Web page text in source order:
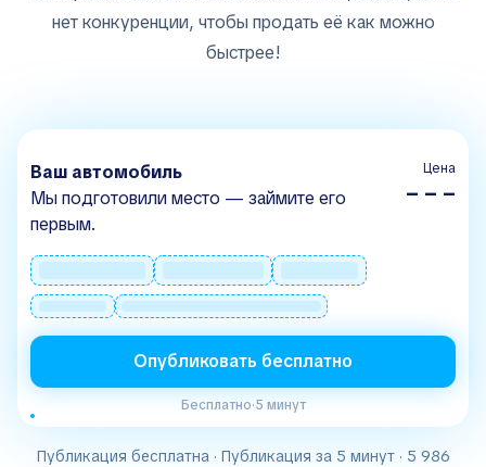
нет конкуренции, чтобы продать её как можно
быстрее!
Ваш автомобиль
Мы подготовили место — займите его
первым.
Цена
– – –
Опубликовать бесплатно
Бесплатно·5 минут
Публикация бесплатна · Публикация за 5 минут · 5 986